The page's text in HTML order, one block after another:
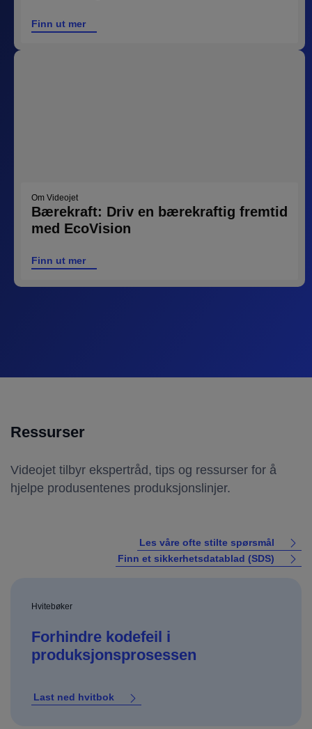
Finn ut mer
Om Videojet
Bærekraft: Driv en bærekraftig fremtid
med EcoVision
Finn ut mer
Ressurser
Videojet tilbyr ekspertråd, tips og ressurser for å
hjelpe produsentenes produksjonslinjer.
Les våre ofte stilte spørsmål
Finn et sikkerhetsdatablad (SDS)
Hvitebøker
Forhindre kodefeil i
produksjonsprosessen
Last ned hvitbok